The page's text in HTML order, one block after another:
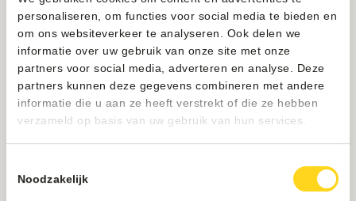
personaliseren, om functies voor social media te bieden en
om ons websiteverkeer te analyseren. Ook delen we
informatie over uw gebruik van onze site met onze
partners voor social media, adverteren en analyse. Deze
partners kunnen deze gegevens combineren met andere
informatie die u aan ze heeft verstrekt of die ze hebben
verzameld op basis van uw gebruik van hun services.
Noodzakelijk